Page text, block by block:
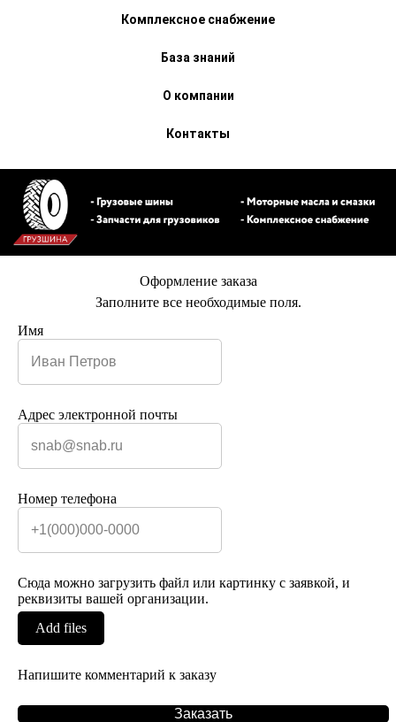
Комплексное снабжение
База знаний
О компании
Контакты
Оформление заказа
Заполните все необходимые поля.
Имя
Адрес электронной почты
Номер телефона
Сюда можно загрузить файл или картинку с заявкой, и
реквизиты вашей организации.
Add files
Напишите комментарий к заказу
Заказать